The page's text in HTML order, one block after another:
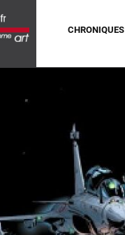
CHRONIQUES